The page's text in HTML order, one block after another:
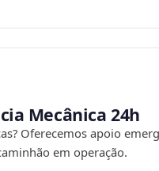
Mecânica 24h
Oferecemos apoio
em operação.